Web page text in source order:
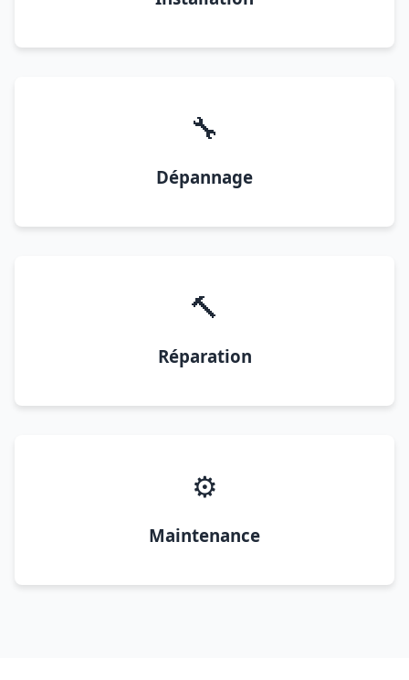
🔧
Dépannage
🔨
Réparation
⚙️
Maintenance